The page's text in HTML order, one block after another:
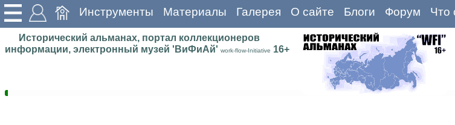
Инструменты Материалы Галерея О сайте Блоги Форум Что
Исторический альманах, портал коллекционеров
информации, электронный музей 'ВиФиАй' work-flow-Initiative 16+